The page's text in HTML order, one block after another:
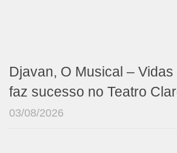
Djavan, O Musical –
faz sucesso no Teatro
03/08/2026